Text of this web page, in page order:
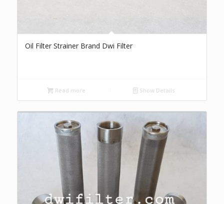
Oil Filter Strainer Brand Dwi Filter
Read more Show Details